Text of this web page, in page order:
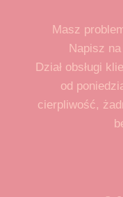
Masz
Napisz
Dział obsługi
od
cierpliwość,